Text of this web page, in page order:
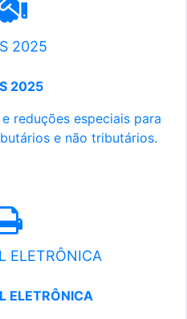
2025
2025
reduções especiais para
e não tributários.
ELETRÔNICA
ELETRÔNICA